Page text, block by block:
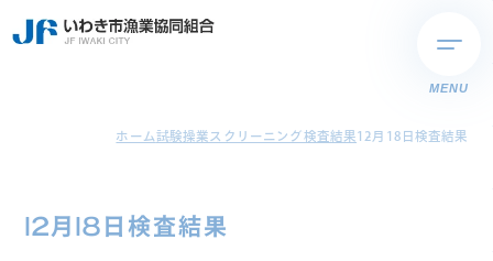
MENU
ホーム試験操業スクリーニング検査結果12月18日検査結果
12月18日検査結果